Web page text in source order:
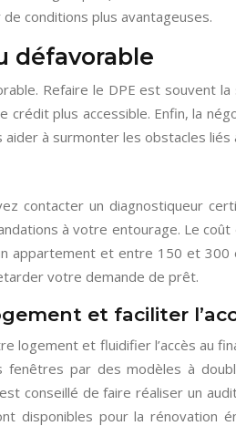
conditions plus avantageuses.
défavorable
Refaire le DPE est souvent
plus accessible. Enfin, la
à surmonter les obstacles liés
contacter un diagnostiqueur
à votre entourage. Le
et entre 150 et 300
votre demande de prêt.
et faciliter
et fluidifier l’accès au
par des modèles à
conseillé de faire réaliser un
pour la rénovation